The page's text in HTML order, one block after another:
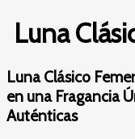
Luna
Luna Clásico
en una Fragancia
Auténticas